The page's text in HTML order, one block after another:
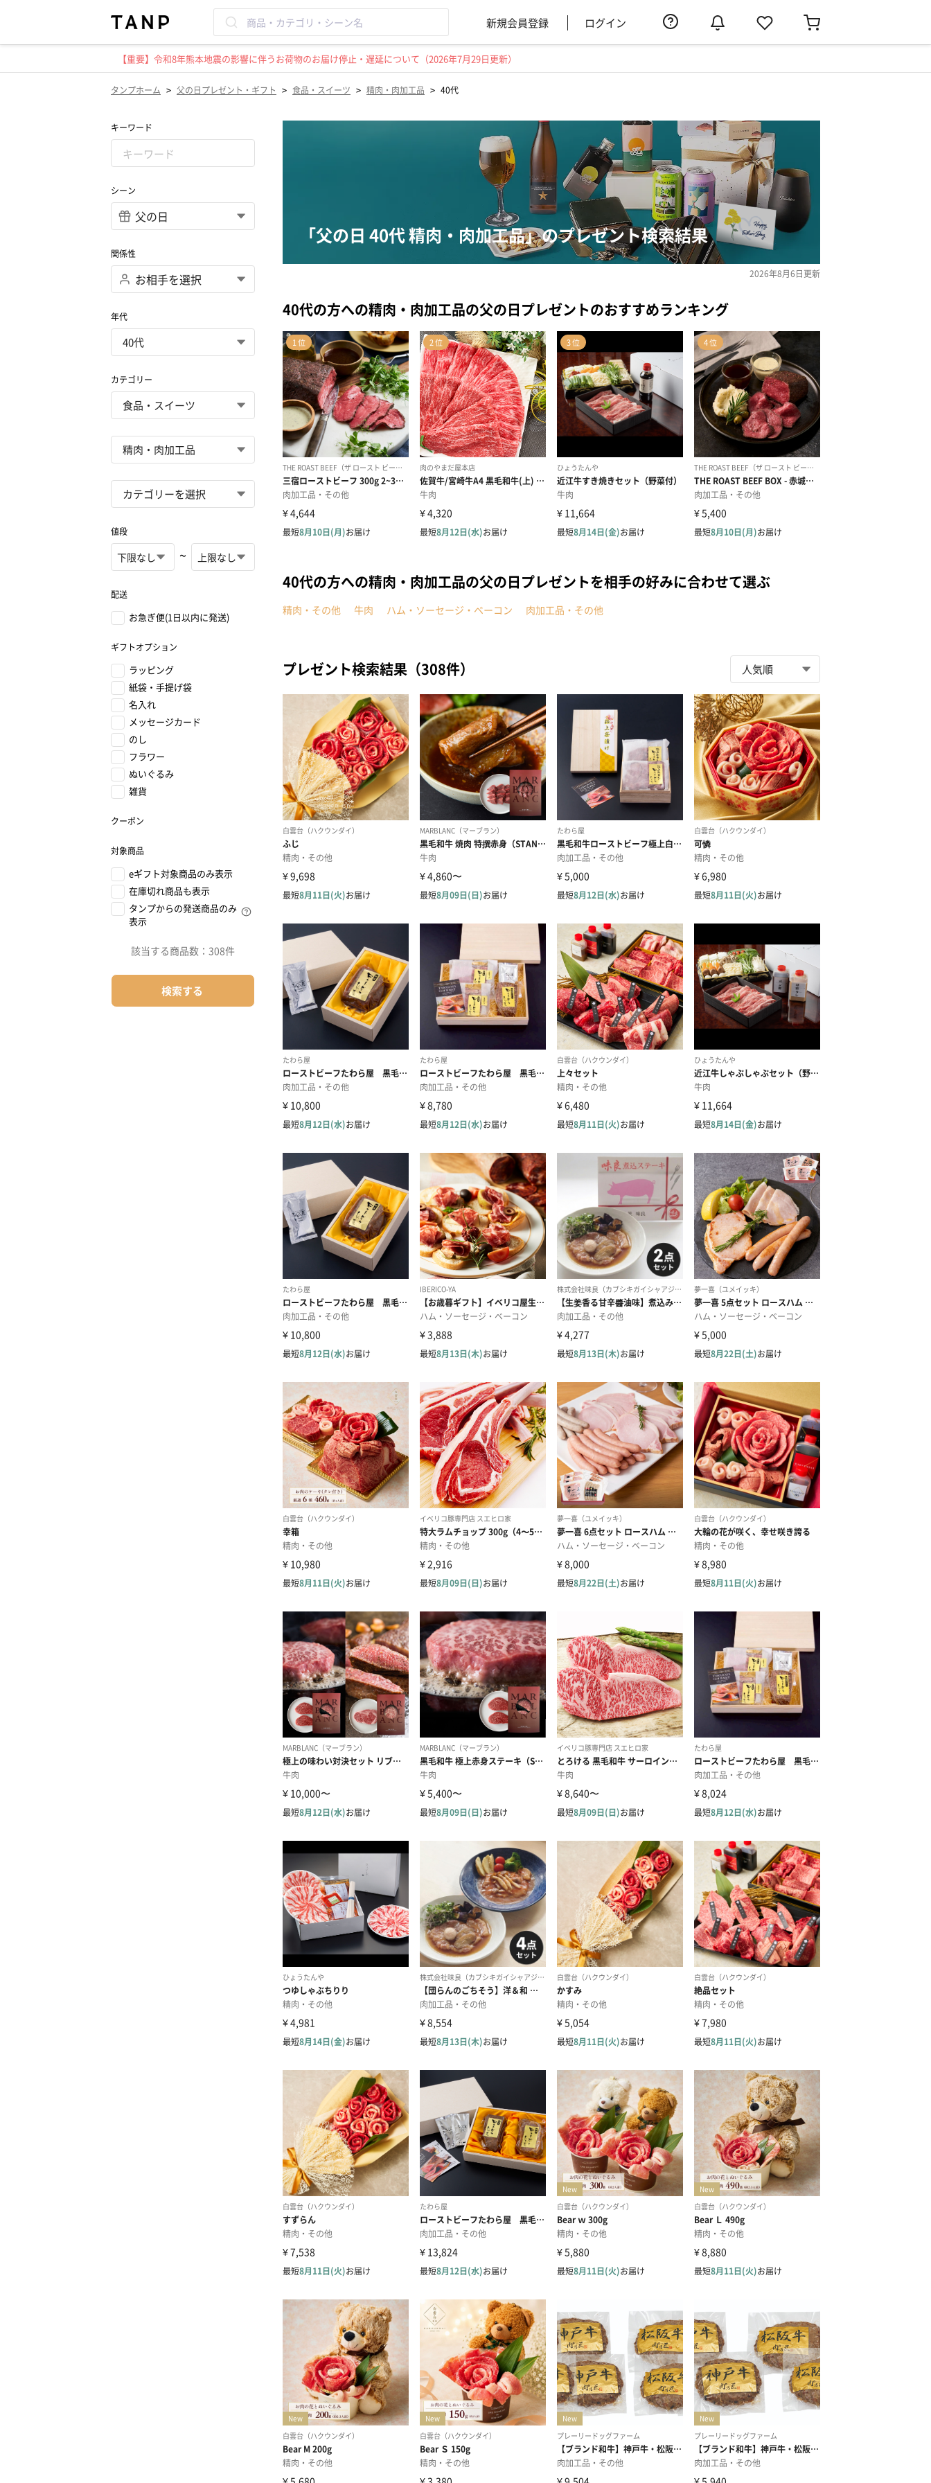
新規会員登録 ログイン
【重要】令和8年熊本地震の影響に伴うお荷物のお届け停止・遅延について（2026年7月29日更新）
タンプホーム > 父の日プレゼント・ギフト > 食品・スイーツ > 精肉・肉加工品 > 40代
キーワード
シーン
関係性
年代
カテゴリー
値段
~
配送
お急ぎ便(1日以内に発送)
ギフトオプション
ラッピング
紙袋・手提げ袋
名入れ
メッセージカード
のし
フラワー
ぬいぐるみ
雑貨
クーポン
対象商品
eギフト対象商品のみ表示
在庫切れ商品も表示
タンプからの発送商品のみ
表示
該当する商品数： 308件
検索する
「父の日 40代 精肉・肉加工品」のプレゼント検索結果
2026年8月6日更新
40代の方への精肉・肉加工品の父の日プレゼントのおすすめランキング
40代の方への精肉・肉加工品の父の日プレゼントを相手の好みに合わせて選ぶ
精肉・その他 牛肉 ハム・ソーセージ・ベーコン 肉加工品・その他
プレゼント検索結果（308件）